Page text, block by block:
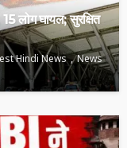
लोग घायल; सुरक्षित
Hindi News
News